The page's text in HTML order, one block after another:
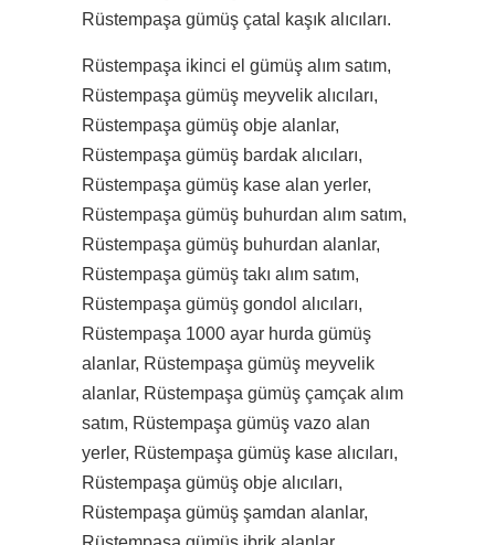
Rüstempaşa gümüş çatal kaşık alıcıları.
Rüstempaşa ikinci el gümüş alım satım,
Rüstempaşa gümüş meyvelik alıcıları,
Rüstempaşa gümüş obje alanlar,
Rüstempaşa gümüş bardak alıcıları,
Rüstempaşa gümüş kase alan yerler,
Rüstempaşa gümüş buhurdan alım satım,
Rüstempaşa gümüş buhurdan alanlar,
Rüstempaşa gümüş takı alım satım,
Rüstempaşa gümüş gondol alıcıları,
Rüstempaşa 1000 ayar hurda gümüş
alanlar, Rüstempaşa gümüş meyvelik
alanlar, Rüstempaşa gümüş çamçak alım
satım, Rüstempaşa gümüş vazo alan
yerler, Rüstempaşa gümüş kase alıcıları,
Rüstempaşa gümüş obje alıcıları,
Rüstempaşa gümüş şamdan alanlar,